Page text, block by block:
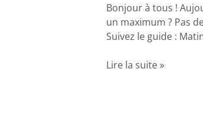
Bonjour à tous !
un maximum ? Pas
Suivez le guide :
Lire la suite »